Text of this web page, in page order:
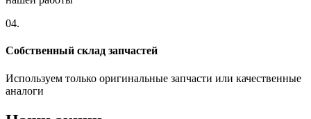
04.
Собственный склад запчастей
Используем только оригинальные запчасти или качественные
аналоги